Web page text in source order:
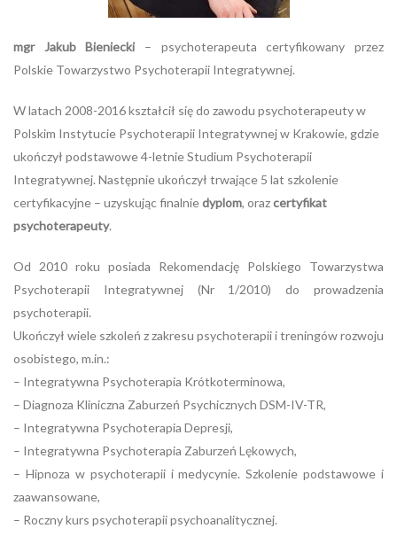
mgr Jakub Bieniecki– psychoterapeuta certyfikowany przez
Polskie Towarzystwo Psychoterapii Integratywnej.
W latach 2008-2016 kształcił się do zawodu psychoterapeuty w
Polskim Instytucie Psychoterapii Integratywnej w Krakowie, gdzie
ukończył podstawowe 4-letnie Studium Psychoterapii
Integratywnej. Następnie ukończył trwające 5 lat szkolenie
certyfikacyjne – uzyskując finalniedyplom, orazcertyfikat
psychoterapeuty.
Od 2010 roku posiada Rekomendację Polskiego Towarzystwa
Psychoterapii Integratywnej (Nr 1/2010) do prowadzenia
psychoterapii.
Ukończył wiele szkoleń z zakresu psychoterapii i treningów rozwoju
osobistego, m.in.:
– Integratywna Psychoterapia Krótkoterminowa,
– Diagnoza Kliniczna Zaburzeń Psychicznych DSM-IV-TR,
– Integratywna Psychoterapia Depresji,
– Integratywna Psychoterapia Zaburzeń Lękowych,
– Hipnoza w psychoterapii i medycynie. Szkolenie podstawowe i
zaawansowane,
– Roczny kurs psychoterapii psychoanalitycznej.